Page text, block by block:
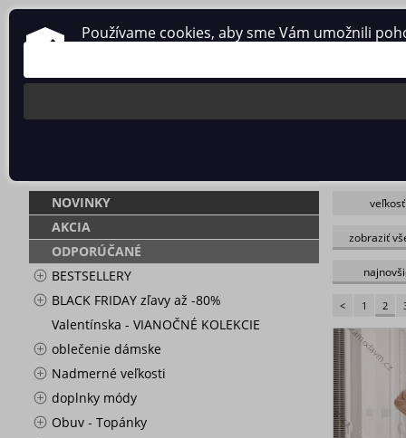
O nás Obchodné podmienky Ochrana osobných údajov
NOVINKY
AKCIA
ODPORÚČANÉ
BESTSELLERY
BLACK FRIDAY zľavy až -80%
Valentínska - VIANOČNÉ KOLEKCIE
oblečenie dámske
Nadmerné veľkosti
doplnky módy
Obuv - Topánky
veľkosť
M / XL
S-XL
XXL
38
44/46
48/50
56-58
červená
oranžová
sv.růžová
tmavo
tmavo
zlatá
zobraziť
< 1 2
Používame cookies, aby sme Vám umožnili